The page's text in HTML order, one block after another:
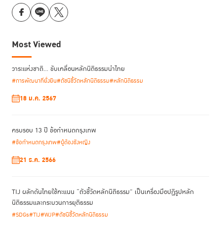
พิธีมอบประกาศเกียรติคุณองค์กรคุณธรรม กระทรวงยุติธรรม ประจำ
ปีงบประมาณ พ.ศ. 2567 เป็นไปตามหลักเกณฑ์การประเมินในคู่มือการ
การส่งเสริมคุณธรรมแห่งชาติ ระยะที่ 2 (พ.ศ. 2566 - 2570) เพื่อสร้างการมี
รากฐานการเสริมสร้างคุณธรรมในสังคมไทย มีเป้าหมายให้คนไทยมีพฤติกรรม
ที่สะท้อนถึงการมีคุณธรรม "พอเพียง วินัย สุจริต จิตอาสา และกตัญญู" เพิ่ม
ขึ้น มุ่งสู่สังคมคุณธรรมที่คนไทยอยู่ร่วมกันด้วยความสมานฉันท์
Most Viewed
วาระแห่งชาติ… ขับเคลื่อนหลักนิติธรรมนำไทย
#การพัฒนาที่ยั่งยืน#ดัชนีชี้วัดหลักนิติธรรม#หลักนิติธรรม
18 ม.ค. 2567
ครบรอบ 13 ปี ข้อกำหนดกรุงเทพ
#ข้อกำหนดกรุงเทพ#ผู้ต้องขังหญิง
21 ธ.ค. 2566
TIJ ผลักดันไทยใช้คะแนน “ตัวชี้วัดหลักนิติธรรม” เป็นเครื่องมือปฏิรูปหลัก
นิติธรรมและกระบวนการยุติธรรม
#SDGs#TIJ#WJP#ดัชนีชี้วัดหลักนิติธรรม